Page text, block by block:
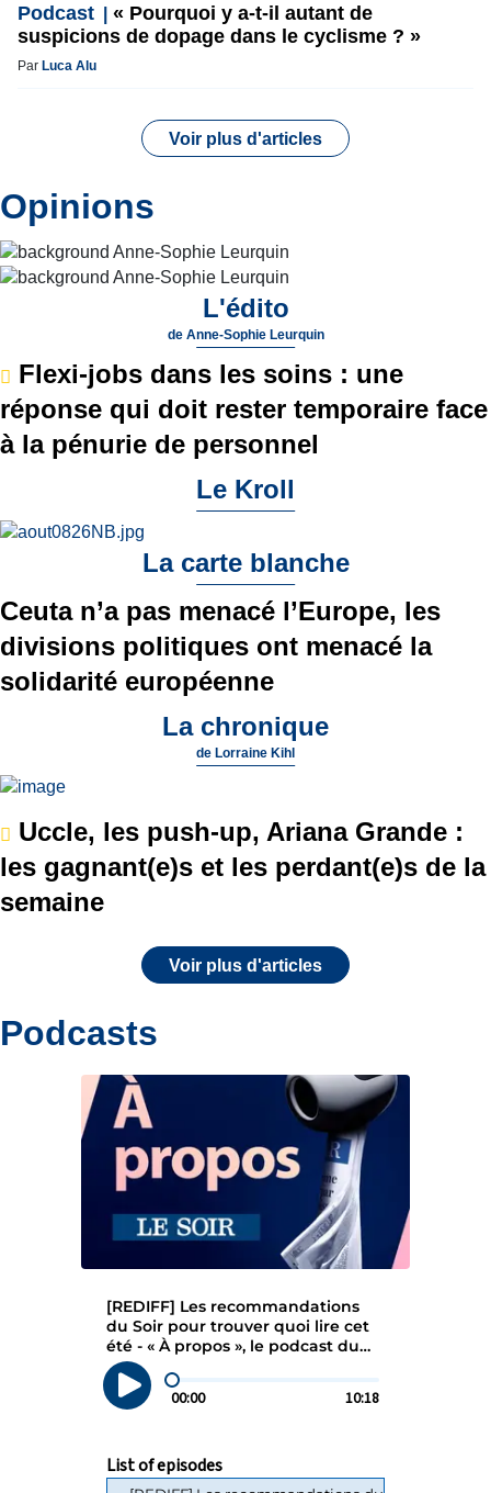
Podcast
« Pourquoi y a-t-il autant de
suspicions de dopage dans le cyclisme ? »
Par Luca Alu
Voir plus d'articles
Opinions
L'édito
de Anne-Sophie Leurquin
Flexi-jobs dans les soins : une
réponse qui doit rester temporaire face
à la pénurie de personnel
Le Kroll
La carte blanche
Ceuta n’a pas menacé l’Europe, les
divisions politiques ont menacé la
solidarité européenne
La chronique
de Lorraine Kihl
Uccle, les push-up, Ariana Grande :
les gagnant(e)s et les perdant(e)s de la
semaine
Voir plus d'articles
Podcasts